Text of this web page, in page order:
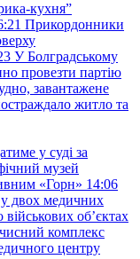
кухня”
Прикордонники
У Болградському
провезти партію
завантажене
житло та
у суді за
музей
«Горн» 14:06
двох медичних
обʼєктах
комплекс
центру